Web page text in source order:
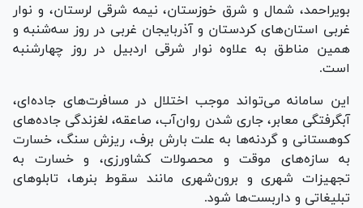
بویراحمد، شمال و شرق خوزستان، نیمه شرقی لرستان، و نوار
غربی استان‌های کردستان و آذربایجان غربی در روز سه‌شنبه و
همین مناطق به علاوه نوار شرقی اردبیل در روز چهارشنبه
است.
این سامانه می‌تواند موجب اختلال در مسافرت‌های جاده‌ای،
آبگرفتگی معابر، جاری شدن روان‌آب، صاعقه، لغزندگی جاده‌های
کوهستانی و گردنه‌ها به علت بارش برف، ریزش سنگ، خسارت
به سازه‌های موقت و محصولات کشاورزی، و خسارت به
تجهیزات شهری و برون‌شهری مانند سقوط بنرها، تابلو‌های
تبلیغاتی و داربست‌ها شود.